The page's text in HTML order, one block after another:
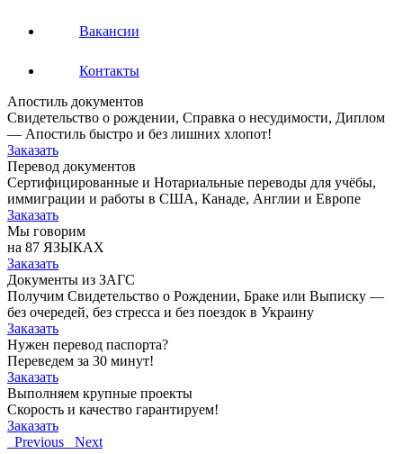
Вакансии
Контакты
Апостиль документов
Свидетельство о рождении, Справка о несудимости, Диплом
— Апостиль быстро и без лишних хлопот!
Заказать
Перевод документов
Сертифицированные и Нотариальные переводы для учёбы,
иммиграции и работы в США, Канаде, Англии и Европе
Заказать
Мы говорим
на 87 ЯЗЫКАХ
Заказать
Документы из ЗАГС
Получим Свидетельство о Рождении, Браке или Выписку —
без очередей, без стресса и без поездок в Украину
Заказать
Нужен перевод паспорта?
Переведем за 30 минут!
Заказать
Выполняем крупные проекты
Скорость и качество гарантируем!
Заказать
Previous
Next